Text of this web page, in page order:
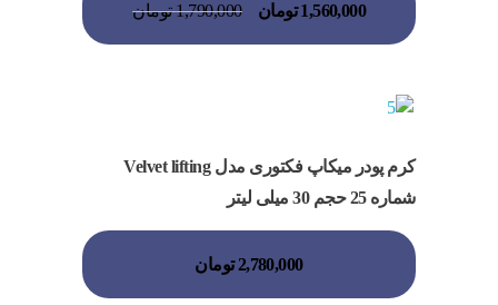
1,560,000 تومان 1,790,000 تومان
کرم پودر میکاپ فکتوری مدل Velvet lifting
شماره 25 حجم 30 میلی لیتر
2,780,000 تومان